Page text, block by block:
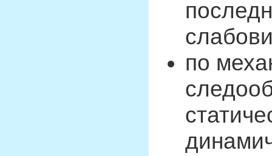
по